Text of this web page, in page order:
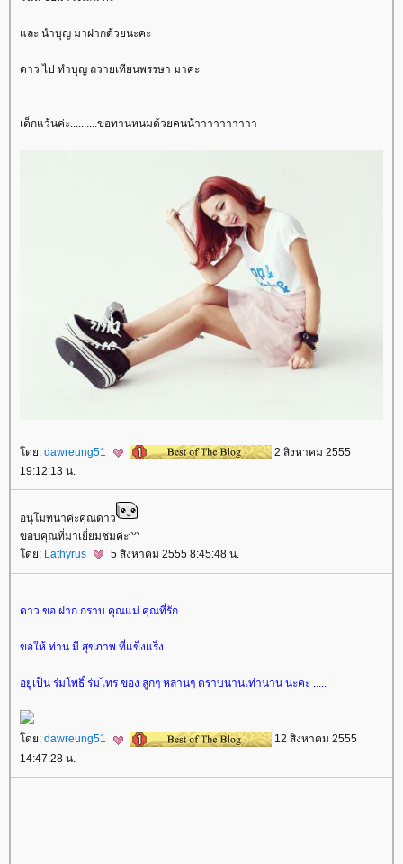
ละ นำบุญ มาฝากด้วยนะคะ
ดาว ไป ทำบุญ ถวายเทียนพรรษา มาค่ะ
เด็กแว้นค่ะ..........ขอทานหนมด้วยคนน้าาาาาาาาาา
ดย: dawreung51
2 สิงหาคม 2555
19:12:13 น.
อนุโมทนาค่ะคุณดาว
ขอบคุณที่มาเยี่ยมชมค่ะ^^
ดย: Lathyrus 5 สิงหาคม 2555 8:45:48 น.
ดาว ขอ ฝาก กราบ คุณแม่ คุณที่รัก
ขอให้ ท่าน มี สุขภาพ ที่แข็งแร็ง
อยู่เป็น ร่มโพธิ์ ร่มไทร ของ ลูกๆ หลานๆ ตราบนานเท่านาน นะคะ .....
ดย: dawreung51
12 สิงหาคม 2555
14:47:28 น.